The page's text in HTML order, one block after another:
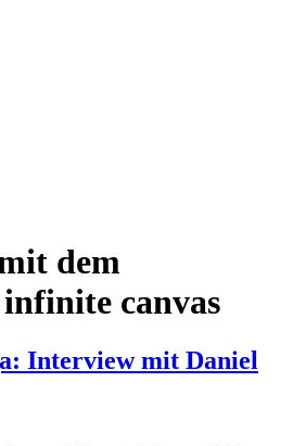
dem
infinite canvas
Interview mit Daniel